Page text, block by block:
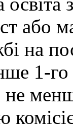
або
на
1-